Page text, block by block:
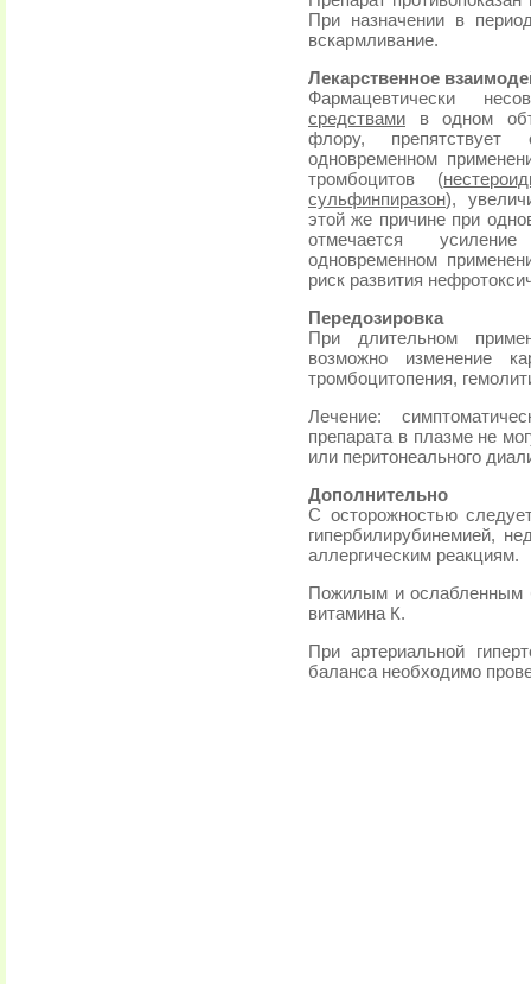
При назначении в
вскармливание.
Лекарственное
Фармацевтически
средствами в одном
флору,
одновременном
тромбоцитов (
сульфинпиразон),
этой же причине при
отмечается
одновременном
риск развития
Передозировка
При длительном
возможно изменение
тромбоцитопения,
Лечение:
препарата в плазме не
или перитонеального
Дополнительно
С осторожностью
гипербилирубинемией,
аллергическим реакциям.
Пожилым и ослабленным
витамина К.
При артериальной
баланса необходимо